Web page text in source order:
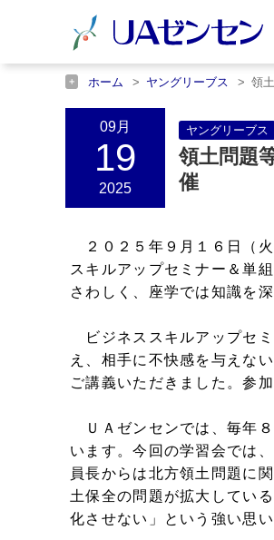
ホーム ヤングリーブス
領
09月
19
2025
ヤングリーブス
領土問題
催
２０２５年９月１６日（
スキルアップセミナー＆単
さわしく、座学では知識を
ビジネススキルアップセ
え、相手に不快感を与えな
ご講義いただきました。参
ＵＡゼンセンでは、毎年
います。今回の学習会では
員長からは北方領土問題に
土保全の問題が拡大してい
化させない」という強い思